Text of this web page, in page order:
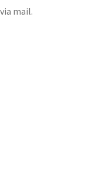
mail.